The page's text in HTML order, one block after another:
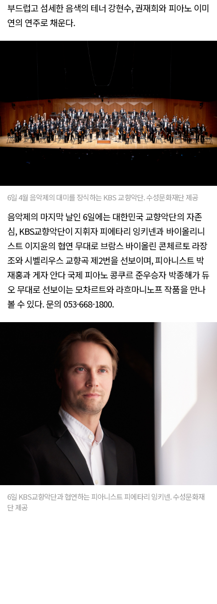
부드럽고 섬세한 음색의 테너 강현수, 권재희와 피아노 이미
연의 연주로 채운다.
6일 4월 음악제의 대미를 장식하는 KBS 교향악단. 수성문화재단 제공
음악제의 마지막 날인 6일에는 대한민국 교향악단의 자존
심, KBS교향악단이 지휘자 피에타리 잉키넨과 바이올리니
스트 이지윤의 협연 무대로 브람스 바이올린 콘체르토 라장
조와 시벨리우스 교향곡 제2번을 선보이며, 피아니스트 박
재홍과 게자 안다 국제 피아노 콩쿠르 준우승자 박종해가 듀
오 무대로 선보이는 모차르트와 라흐마니노프 작품을 만나
볼 수 있다. 문의 053-668-1800.
6일 KBS교향악단과 협연하는 피아니스트 피에타리 잉키넨. 수성문화재
단 제공